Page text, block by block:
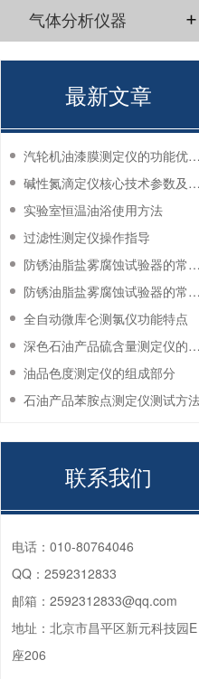
气体分析仪器
最新文章
汽轮机油漆膜测定仪的功能优势有哪些？
碱性氮滴定仪核心技术参数及应用说明
实验室恒温油浴使用方法
过滤性测定仪操作指导
防锈油脂盐雾腐蚀试验器的常见故障与解决方法
防锈油脂盐雾腐蚀试验器的常见故障与解决方法
全自动微库仑测氯仪功能特点
深色石油产品硫含量测定仪的工作环境要求
油品色度测定仪的组成部分
石油产品苯胺点测定仪测试方
联系我们
电话： 010-80764046
QQ： 2592312833
邮箱： 2592312833@qq.com
地址： 北京市昌平区新元科技园E
座206